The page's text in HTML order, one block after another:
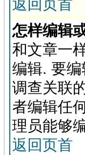
返回页首
怎样编辑
和文章一
编辑. 要
调查关联
者编辑任
理员能够
返回页首